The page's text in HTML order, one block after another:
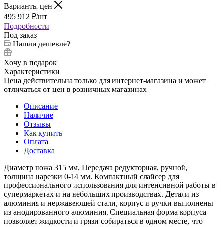
Варианты цен
495 912 ₽/шт
Подробности
Под заказ
Нашли дешевле?
Хочу в подарок
Характеристики
Цена действительна только для интернет-магазина и может
отличаться от цен в розничных магазинах
Описание
Наличие
Отзывы
Как купить
Оплата
Доставка
Диаметр ножа 315 мм, Передача редукторная, ручной,
толщина нарезки 0-14 мм. Компактный слайсер для
профессионального использования для интенсивной работы в
супермаркетах и на небольших производствах. Детали из
алюминия и нержавеющей стали, корпус и ручки выполнены
из анодированного алюминия. Специальная форма корпуса
позволяет жидкости и грязи собираться в одном месте, что